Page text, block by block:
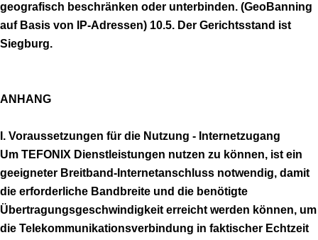
geografisch beschränken oder unterbinden. (GeoBanning
auf Basis von IP-Adressen) 10.5. Der Gerichtsstand ist
Siegburg.
ANHANG
I. Voraussetzungen für die Nutzung - Internetzugang
Um TEFONIX Dienstleistungen nutzen zu können, ist ein
geeigneter Breitband-Internetanschluss notwendig, damit
die erforderliche Bandbreite und die benötigte
Übertragungsgeschwindigkeit erreicht werden können, um
die Telekommunikationsverbindung in faktischer Echtzeit